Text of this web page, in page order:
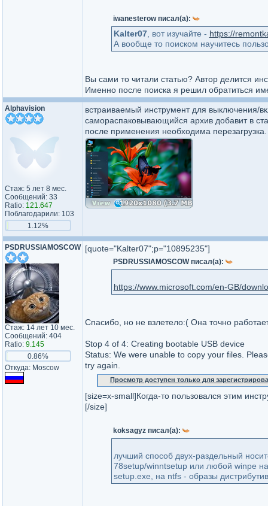
iwanesterow писал(а):
Kalter07, вот изучайте - https://
А вообще то поиском научитесь
Вы сами то читали статью? Автор делится
Именно после поиска я решил обратиться
Alphavision
Стаж: 5 лет 8 мес.
Сообщений: 33
Ratio: 121.647
Поблагодарили: 103
1.12%
встраиваемый инструмент для выключения/
самораспаковывающийся архив добавит в
после применения необходима перезагрузка.
PSDRUSSIAMOSCOW
Стаж: 14 лет 10 мес.
Сообщений: 404
Ratio: 9.145
0.86%
Откуда: Moscow
[quote="Kalter07";p="10895235"]
PSDRUSSIAMOSCOW писал(а):
https://www.microsoft.com/en-GB/
Спасибо, но не взлетело:( Она точно
Stop 4 of 4: Creating bootable USB device
Status: We were unable to copy your files.
try again.
Просмотр доступен только для
[size=x-small]Когда-то пользовался этим
[/size]
koksagyz писал(а):
лучший способ двух-раздельный
78setup/winntsetup или любой winpe на
setup.exe, на ntfs - образы